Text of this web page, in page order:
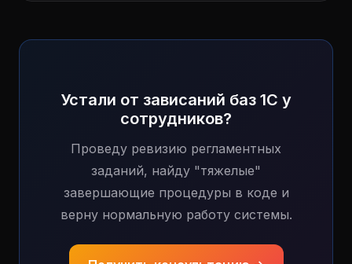
Устали от зависаний баз 1С у
сотрудников?
Проведу ревизию регламентных
заданий, найду "тяжелые"
завершающие процедуры в коде и
верну нормальную работу системы.